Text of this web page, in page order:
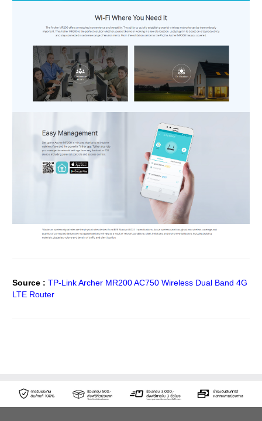
Source : TP-Link Archer MR200 AC750 Wireless Dual Band 4G
LTE Router